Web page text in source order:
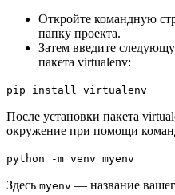
Откройте командную
папку проекта.
Затем введите
пакета virtualenv:
pip install virtualenv
После установки пакета
окружение при помощи
python -m venv myenv
Здесь myenv — название